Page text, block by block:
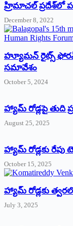
‌హ్రిమాచల్‌ ‌ప్రదేశ్‌లో
December 8, 2022
హ్యూమన్‌ రైట్స్‌
సమావేశం
October 5, 2024
హ్యామ్‌ రోడ్లపై తుది
August 25, 2025
హ్యామ్‌ రోడ్లకు రేపు
October 15, 2025
హ్యామ్‌ రోడ్లకు త్వరలో
July 3, 2025